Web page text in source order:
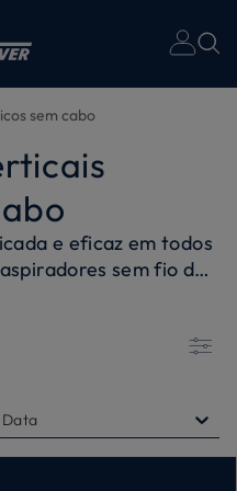
sem cabo
e eficaz em todos
sem fio da
para limpar
leve e flexível e
mais difíceis de
Data